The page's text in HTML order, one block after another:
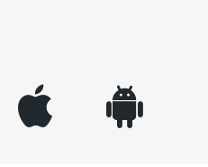
appleinc android